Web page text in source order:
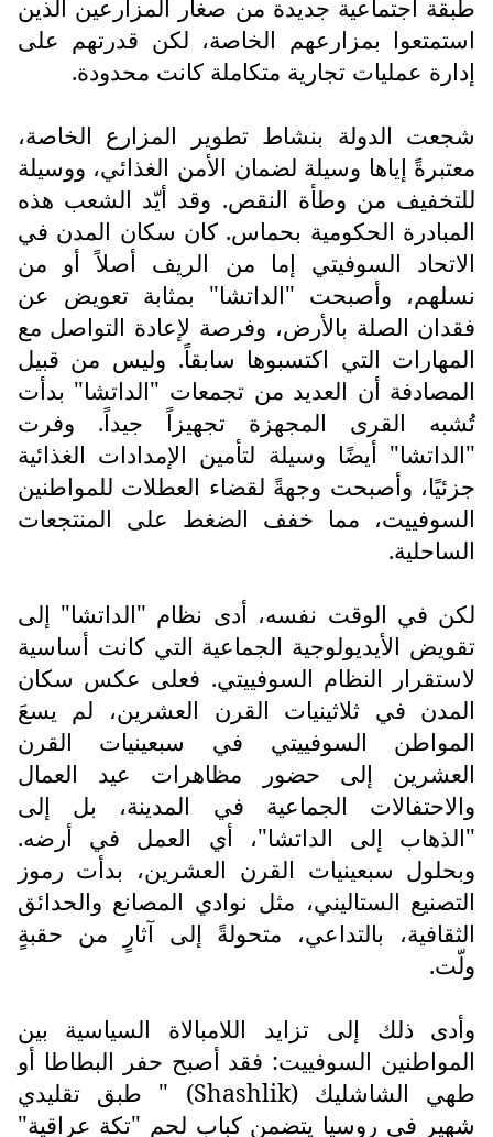
طبقة اجتماعية جديدة من صغار المزارعين الذين
استمتعوا بمزارعهم الخاصة، لكن قدرتهم على
إدارة عمليات تجارية متكاملة كانت محدودة.
شجعت الدولة بنشاط تطوير المزارع الخاصة،
معتبرةً إياها وسيلة لضمان الأمن الغذائي، ووسيلة
للتخفيف من وطأة النقص. وقد أيّد الشعب هذه
المبادرة الحكومية بحماس. كان سكان المدن في
الاتحاد السوفيتي إما من الريف أصلاً أو من
نسلهم، وأصبحت "الداتشا" بمثابة تعويض عن
فقدان الصلة بالأرض، وفرصة لإعادة التواصل مع
المهارات التي اكتسبوها سابقاً. وليس من قبيل
المصادفة أن العديد من تجمعات "الداتشا" بدأت
تُشبه القرى المجهزة تجهيزاً جيداً. وفرت
"الداتشا" أيضًا وسيلة لتأمين الإمدادات الغذائية
جزئيًا، وأصبحت وجهةً لقضاء العطلات للمواطنين
السوفييت، مما خفف الضغط على المنتجعات
الساحلية.
لكن في الوقت نفسه، أدى نظام "الداتشا" إلى
تقويض الأيديولوجية الجماعية التي كانت أساسية
لاستقرار النظام السوفييتي. فعلى عكس سكان
المدن في ثلاثينيات القرن العشرين، لم يسعَ
المواطن السوفييتي في سبعينيات القرن
العشرين إلى حضور مظاهرات عيد العمال
والاحتفالات الجماعية في المدينة، بل إلى
"الذهاب إلى الداتشا"، أي العمل في أرضه.
وبحلول سبعينيات القرن العشرين، بدأت رموز
التصنيع الستاليني، مثل نوادي المصانع والحدائق
الثقافية، بالتداعي، متحولةً إلى آثارٍ من حقبةٍ
ولّت.
وأدى ذلك إلى تزايد اللامبالاة السياسية بين
المواطنين السوفييت: فقد أصبح حفر البطاطا أو
طهي الشاشليك (Shashlik) " طبق تقليدي
شهير في روسيا يتضمن كباب لحم "تكة عراقية"